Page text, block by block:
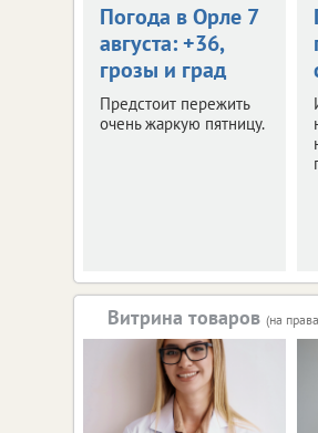
Погода в Орле 7
августа: +36,
грозы и град
Предстоит пережить
очень жаркую пятницу.
Витрина товаров (на